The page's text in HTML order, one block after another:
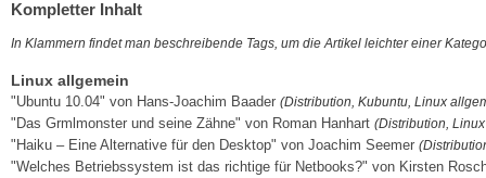
Kompletter Inhalt
In Klammern findet man beschreibende Tags, um die Artikel leichter einer
Linux allgemein
"Ubuntu 10.04" von Hans-Joachim Baader (Distribution, Kubuntu, Linux
"Das Grmlmonster und seine Zähne" von Roman Hanhart (Distribution,
"Haiku – Eine Alternative für den Desktop" von Joachim Seemer
"Welches Betriebssystem ist das richtige für Netbooks?" von Kirsten